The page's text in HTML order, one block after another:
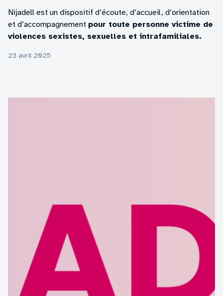
Nijadell est un dispositif d’écoute, d’accueil, d’orientation
et d’accompagnement pour toute personne victime de
violences sexistes, sexuelles et intrafamiliales.
23 avril 2025